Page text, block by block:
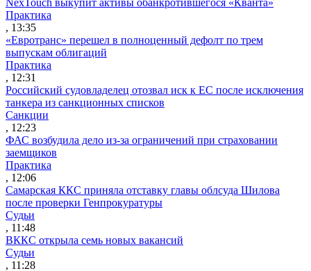
Практика
, 13:35
«Евротранс» перешел в полноценный дефолт по трем
выпускам облигаций
Практика
, 12:31
Российский судовладелец отозвал иск к ЕС после исключения
танкера из санкционных списков
Санкции
, 12:23
ФАС возбудила дело из-за ограничений при страховании
заемщиков
Практика
, 12:06
Самарская ККС приняла отставку главы облсуда Шилова
после проверки Генпрокуратуры
Судьи
, 11:48
ВККС открыла семь новых вакансий
Судьи
, 11:28